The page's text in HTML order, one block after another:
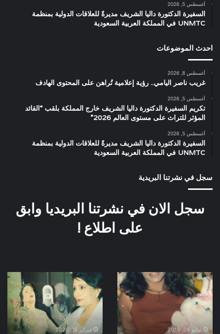
أغسطس 5, 2026
السفيرة الدكتورة داليا الشريف مديرةً للعلاقات الدولية بمنظمة
UNMTC في المملكة العربية السعودية
احدث الموضوعات
أغسطس 8, 2026
غريب ناصر اليامي.. رؤية إعلامية تُراهن على المحتوى الهادف
أغسطس 5, 2026
تكريم السفيرة الدكتورة داليا الشريف خارج المملكة بلقب “القائد
المؤثر للتراث على مستوى العالم 2026”
أغسطس 5, 2026
السفيرة الدكتورة داليا الشريف مديرةً للعلاقات الدولية بمنظمة
UNMTC في المملكة العربية السعودية
سجل في نشرتنا البريدية
سجل الان في نشرتنا البريديا وابق
على اطلاع !
علا
غانم
كواليس
فيلم
الليالييوليو 24, 2019
العرض
الخاص
لفيلم
كوكب
الشرق
سنه فبراير 18, 2020